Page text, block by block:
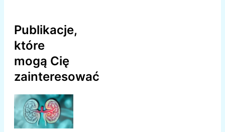
Publikacje,
które
mogą Cię
zainteresować